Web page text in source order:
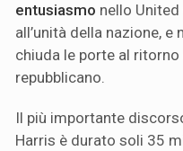
entusiasmo nello
all’unità della nazione, e
chiuda le porte al
repubblicano.
Il più importante
Harris è durato soli 35